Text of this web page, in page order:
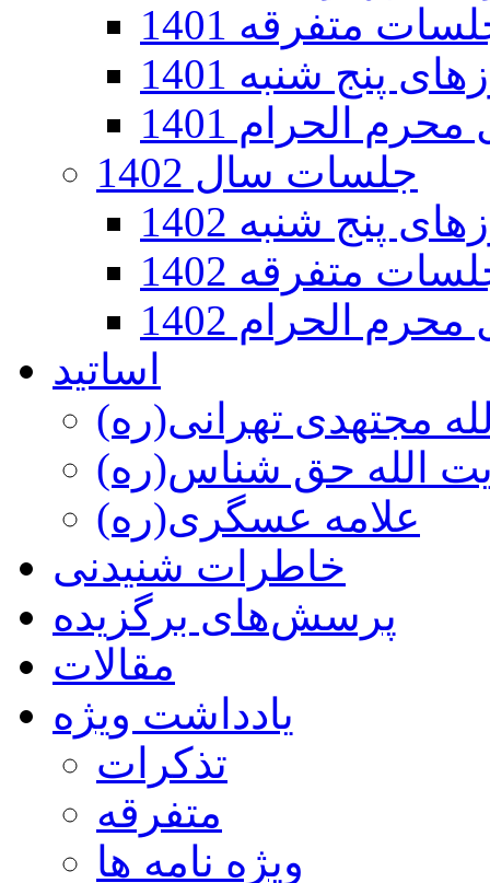
متفرقه 1401
پنج شنبه 1401
الحرام 1401
جلسات سال 1402
پنج شنبه 1402
متفرقه 1402
الحرام 1402
اساتید
مجتهدی تهرانی(ره)
الله حق شناس(ره)
علامه عسگری(ره)
خاطرات شنیدنی
پرسش‌های برگزیده
مقالات
یادداشت ویژه
تذكرات
متفرقه
ويژه نامه ها